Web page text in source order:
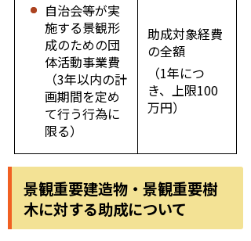
自治会等が実
施する景観形
成のための団
体活動事業費
（3年以内の計
画期間を定め
て行う行為に
限る）
助成対象経費
の全額
（1年につ
き、上限100
万円）
景観重要建造物・景観重要樹
木に対する助成について